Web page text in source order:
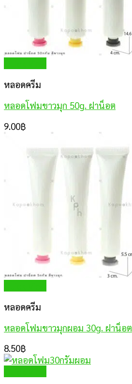
หลอดครีม
หลอดโฟมขาวมุก 50g. ฝาน็อต
9.00฿
หลอดครีม
หลอดโฟมขาวมุกผอม 30g. ฝาน็อต
8.50฿